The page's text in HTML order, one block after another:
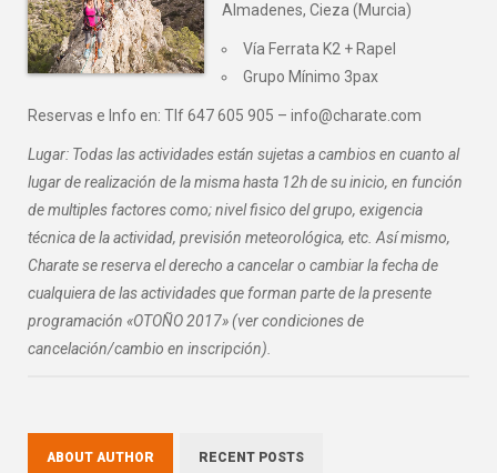
Almadenes, Cieza (Murcia)
Vía Ferrata K2 + Rapel
Grupo Mínimo 3pax
Reservas e Info en: Tlf 647 605 905 – info@charate.com
Lugar: Todas las actividades están sujetas a cambios en cuanto al
lugar de realización de la misma hasta 12h de su inicio, en función
de multiples factores como; nivel fisico del grupo, exigencia
técnica de la actividad, previsión meteorológica, etc. Así mismo,
Charate se reserva el derecho a cancelar o cambiar la fecha de
cualquiera de las actividades que forman parte de la presente
programación «OTOÑO 2017» (ver condiciones de
cancelación/cambio en inscripción).
ABOUT AUTHOR RECENT POSTS